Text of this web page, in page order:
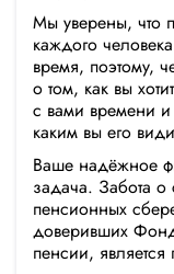
Мы уверены, что
каждого
время, поэтому,
о том, как вы
с вами времени и
каким вы его
Ваше надёжное
задача. Забота
пенсионных
доверивших
пенсии,